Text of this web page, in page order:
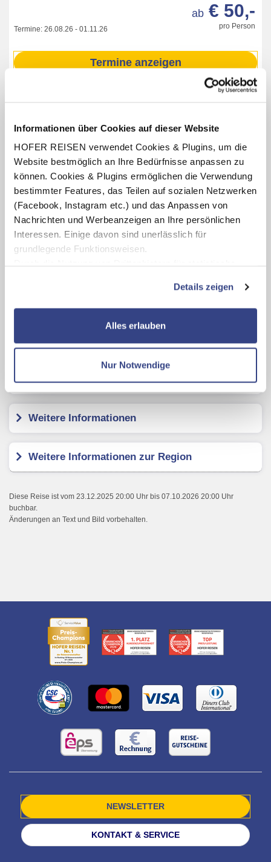
Informationen über Cookies auf dieser Website
HOFER REISEN verwendet Cookies & Plugins, um die
Website bestmöglich an Ihre Bedürfnisse anpassen zu
können. Cookies & Plugins ermöglichen die Verwendung
bestimmter Features, das Teilen auf sozialen Netzwerken
(Facebook, Instagram etc.) und das Anpassen von
Nachrichten und Werbeanzeigen an Ihre persönlichen
Interessen. Einige davon sind unerlässlich für
grundlegende Funktionsweisen.
zusätzliche Dienste bzw. Technologien von Drittanbietern
nutzen und uns sowie Dritten weitere Personalisierungen
ermöglichen, dabei kommt es auch zu Übermittlungen
Datenschutzseite
Mit Klick auf "Alles erlauben" stimmen Sie der
Verwendung der Cookies & Plugins auf unseren
Details zeigen
Alles erlauben
Nur Notwendige
Termine: 26.08.26 - 01.11.26 pro Person
ab € 50,-
Termine anzeigen
1 – 7 x Übernachtung im Hotel Zora
Verpflegung: Halbpension plus mit Frühstücks- und
Abendbuffet, Getränke zum Abendessen vom
Schankautomaten (Wasser, Säfte, Wein) bzw. Vollpension
plus mit Frühstücks-, Mittags- und Abendbuffet, Getränke
zum Abendessen vom Schankautomaten (Wasser, Säfte,
Wein)
Benutzung des hoteleigenen Fitnessraumes
(Öffnungszeiten lt. Aushang vor Ort)
Hotel Zora
Kundenbewertungen
Weitere Informationen
Weitere Informationen zur Region
Diese Reise ist vom 23.12.2025 20:00 Uhr bis 07.10.2026 20:00 Uhr
buchbar.
Änderungen an Text und Bild vorbehalten.
NEWSLETTER
KONTAKT & SERVICE